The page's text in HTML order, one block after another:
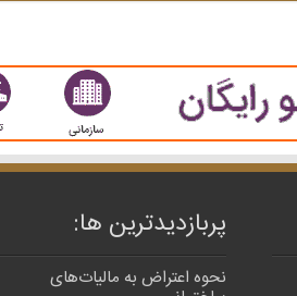
پربازدیدترین‌ ها:
نحوه اعتراض به مالیات‌های